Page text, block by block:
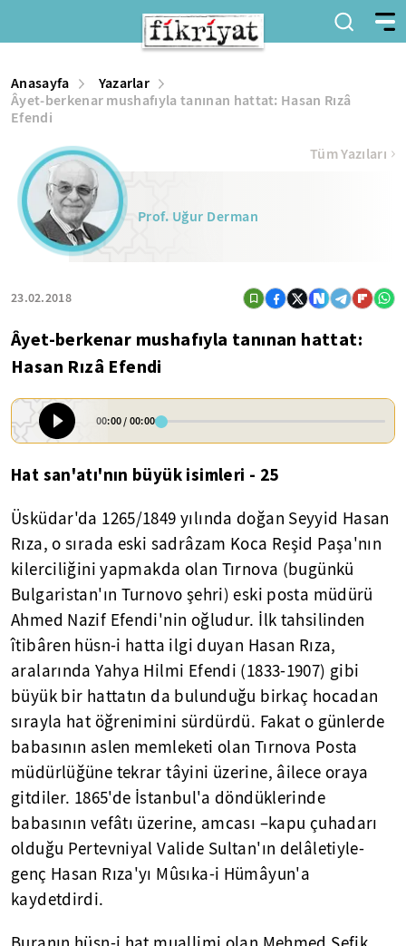
Anasayfa
Yazarlar
Âyet-berkenar mushafıyla tanınan hattat: Hasan Rızâ
Efendi
Prof. Uğur Derman
23.02.2018
Tüm Yazıları
Âyet-berkenar mushafıyla tanınan hattat:
Hasan Rızâ Efendi
00:00/00:00
Hat san'atı'nın büyük isimleri - 25
Üsküdar'da 1265/1849 yılında doğan Seyyid Hasan
Rıza, o sırada eski sadrâzam Koca Reşid Paşa'nın
kilerciliğini yapmakda olan Tırnova (bugünkü
Bulgaristan'ın Turnovo şehri) eski posta müdürü
Ahmed Nazif Efendi'nin oğludur. İlk tahsilinden
îtibâren hüsn-i hatta ilgi duyan Hasan Rıza,
aralarında Yahya Hilmi Efendi (1833-1907) gibi
büyük bir hattatın da bulunduğu birkaç hocadan
sırayla hat öğrenimini sürdürdü. Fakat o günlerde
babasının aslen memleketi olan Tırnova Posta
müdürlüğüne tekrar tâyini üzerine, âilece oraya
gitdiler. 1865'de İstanbul'a döndüklerinde
babasının vefâtı üzerine, amcası –kapu çuhadarı
olduğu Pertevniyal Valide Sultan'ın delâletiyle-
genç Hasan Rıza'yı Mûsıka-i Hümâyun'a
kaydetdirdi.